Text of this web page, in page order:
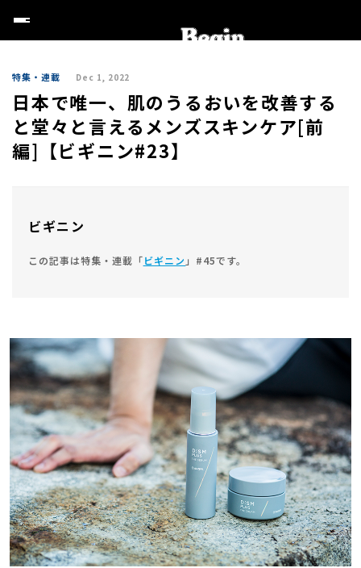
特集・連載 Dec 1, 2022
日本で唯一、肌のうるおいを改善する
と堂々と言えるメンズスキンケア[前
編]【ビギニン#23】
ビギニン
この記事は特集・連載「ビギニン 」#45です。